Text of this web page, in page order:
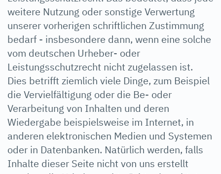
weitere Nutzung oder sonstige Verwertung
unserer vorherigen schriftlichen Zustimmung
bedarf - insbesondere dann, wenn eine solche
vom deutschen Urheber- oder
Leistungsschutzrecht nicht zugelassen ist.
Dies betrifft ziemlich viele Dinge, zum Beispiel
die Vervielfältigung oder die Be- oder
Verarbeitung von Inhalten und deren
Wiedergabe beispielsweise im Internet, in
anderen elektronischen Medien und Systemen
oder in Datenbanken. Natürlich werden, falls
Inhalte dieser Seite nicht von uns erstellt